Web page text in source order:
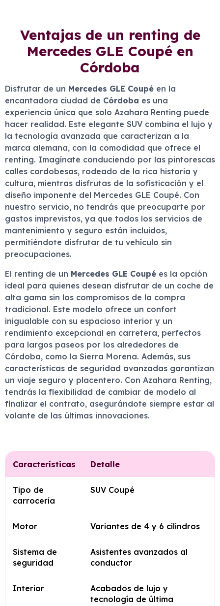
Ventajas de un renting de
Mercedes GLE Coupé en
Córdoba
Disfrutar de un Mercedes GLE Coupé en la
encantadora ciudad de Córdoba es una
experiencia única que solo Azahara Renting puede
hacer realidad. Este elegante SUV combina el lujo y
la tecnología avanzada que caracterizan a la
marca alemana, con la comodidad que ofrece el
renting. Imagínate conduciendo por las pintorescas
calles cordobesas, rodeado de la rica historia y
cultura, mientras disfrutas de la sofisticación y el
diseño imponente del Mercedes GLE Coupé. Con
nuestro servicio, no tendrás que preocuparte por
gastos imprevistos, ya que todos los servicios de
mantenimiento y seguro están incluidos,
permitiéndote disfrutar de tu vehículo sin
preocupaciones.
El renting de un Mercedes GLE Coupé es la opción
ideal para quienes desean disfrutar de un coche de
alta gama sin los compromisos de la compra
tradicional. Este modelo ofrece un confort
inigualable con su espacioso interior y un
rendimiento excepcional en carretera, perfectos
para largos paseos por los alrededores de
Córdoba, como la Sierra Morena. Además, sus
características de seguridad avanzadas garantizan
un viaje seguro y placentero. Con Azahara Renting,
tendrás la flexibilidad de cambiar de modelo al
finalizar el contrato, asegurándote siempre estar al
volante de las últimas innovaciones.
Características Detalle
Tipo de
carrocería
SUV Coupé
Motor Variantes de 4 y 6 cilindros
Sistema de
seguridad
Asistentes avanzados al
conductor
Interior
Acabados de lujo y
tecnología de última